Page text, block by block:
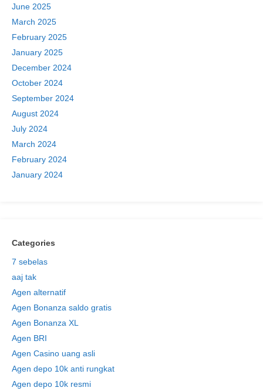
June 2025
March 2025
February 2025
January 2025
December 2024
October 2024
September 2024
August 2024
July 2024
March 2024
February 2024
January 2024
Categories
7 sebelas
aaj tak
Agen alternatif
Agen Bonanza saldo gratis
Agen Bonanza XL
Agen BRI
Agen Casino uang asli
Agen depo 10k anti rungkat
Agen depo 10k resmi